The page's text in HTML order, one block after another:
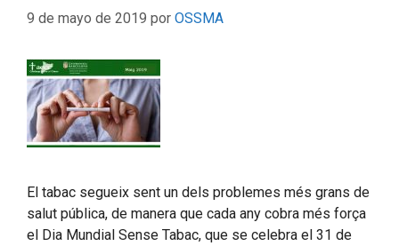
9 de mayo de 2019 por OSSMA
El tabac segueix sent un dels problemes més grans de
salut pública, de manera que cada any cobra més força
el Dia Mundial Sense Tabac, que se celebra el 31 de